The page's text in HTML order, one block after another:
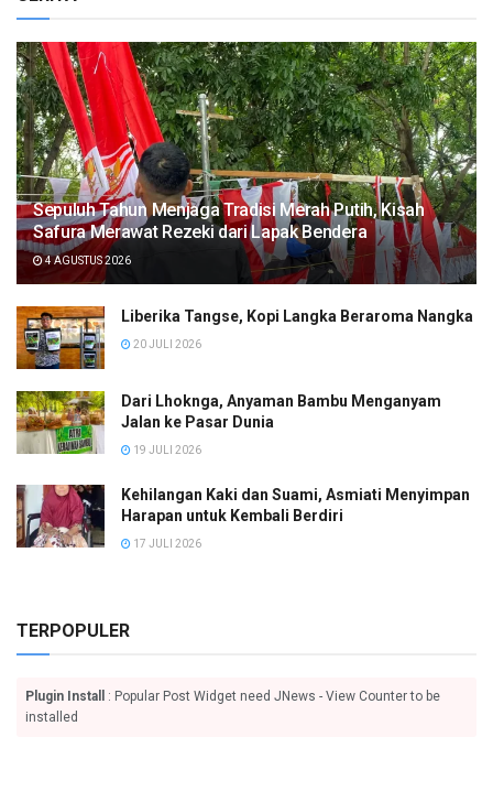
Sepuluh Tahun Menjaga Tradisi Merah Putih, Kisah
Safura Merawat Rezeki dari Lapak Bendera
4 AGUSTUS 2026
Liberika Tangse, Kopi Langka Beraroma Nangka
20 JULI 2026
Dari Lhoknga, Anyaman Bambu Menganyam
Jalan ke Pasar Dunia
19 JULI 2026
Kehilangan Kaki dan Suami, Asmiati Menyimpan
Harapan untuk Kembali Berdiri
17 JULI 2026
TERPOPULER
Plugin Install
: Popular Post Widget need JNews - View Counter to be
installed